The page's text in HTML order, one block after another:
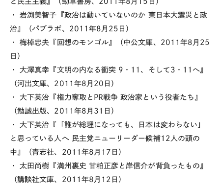
・ 岩渕美智子『政治は動いていないのか 東日本大震災と政
治』（パブラボ、2011年8月25日）
・ 梅棹忠夫『回想のモンゴル』（中公文庫、2011年8月25
日）
・ 大澤真幸『文明の内なる衝突 9・11、そして3・11へ』
（河出文庫、2011年8月20日）
・ 大下英治『権力奪取とPR戦争 政治家という役者たち』
（勉誠出版、2011年8月31日）
・ 大下英治『「誰が総理になっても、日本は変わらない」
と思っている人へ 民主党ニューリーダー候補12人の頭の
中』（青志社、2011年8月17日）
・ 太田尚樹『満州裏史 甘粕正彦と岸信介が背負ったもの』
（講談社文庫、2011年8月12日）